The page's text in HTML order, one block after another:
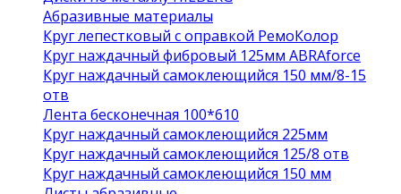
Абразивные материалы
Круг лепестковый с оправкой РемоКолор
Круг наждачный фибровый 125мм ABRAforce
Круг наждачный самоклеющийся 150 мм/8-15
отв
Лента бесконечная 100*610
Круг наждачный самоклеющийся 225мм
Круг наждачный самоклеющийся 125/8 отв
Круг наждачный самоклеющийся 150 мм